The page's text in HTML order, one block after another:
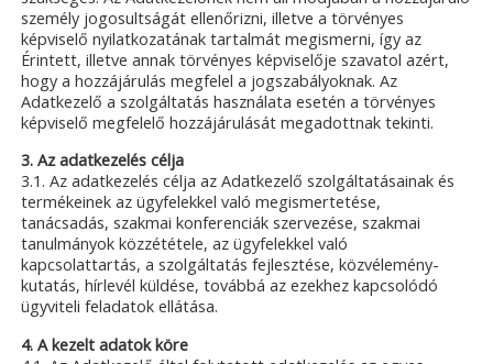
személy jogosultságát ellenőrizni, illetve a törvényes
képviselő nyilatkozatának tartalmát megismerni, így az
Érintett, illetve annak törvényes képviselője szavatol azért,
hogy a hozzájárulás megfelel a jogszabályoknak. Az
Adatkezelő a szolgáltatás használata esetén a törvényes
képviselő megfelelő hozzájárulását megadottnak tekinti.
3. Az adatkezelés célja
3.1. Az adatkezelés célja az Adatkezelő szolgáltatásainak és
termékeinek az ügyfelekkel való megismertetése,
tanácsadás, szakmai konferenciák szervezése, szakmai
tanulmányok közzététele, az ügyfelekkel való
kapcsolattartás, a szolgáltatás fejlesztése, közvélemény-
kutatás, hírlevél küldése, továbbá az ezekhez kapcsolódó
ügyviteli feladatok ellátása.
4. A kezelt adatok köre